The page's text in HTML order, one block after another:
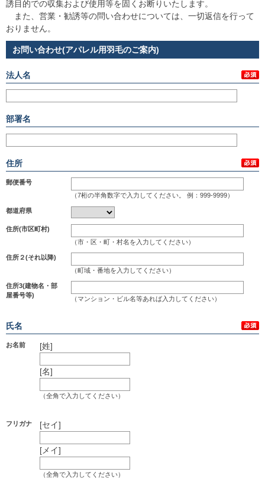
誘目的での収集および使用等を固くお断りいたします。
また、営業・勧誘等の問い合わせについては、一切返信を行って
おりません。
お問い合わせ(アパレル用羽毛のご案内)
法人名
部署名
住所
郵便番号
（7桁の半角数字で入力してください。 例：999-9999）
都道府県
住所(市区町村)
（市・区・町・村名を入力してください）
住所２(それ以降)
（町域・番地を入力してください）
住所3(建物名・部
屋番号等)
（マンション・ビル名等あれば入力してください）
氏名
お名前 [姓]
[名]
（全角で入力してください）
フリガナ [セイ]
[メイ]
（全角で入力してください）